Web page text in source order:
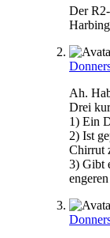
Der
Ah.
Drei
1) Ein
2) Ist
Chirrut
3) Gibt